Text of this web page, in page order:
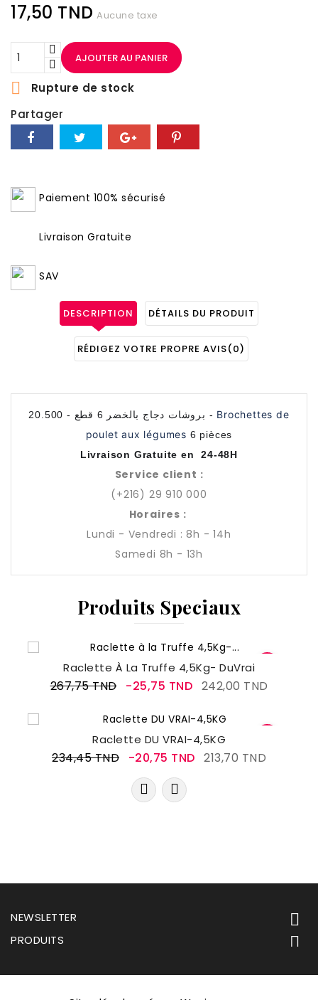
17,50 TND Aucune taxe
AJOUTER AU PANIER

Rupture de stock
Partager
Paiement 100% sécurisé
Livraison Gratuite
SAV
DESCRIPTION DÉTAILS DU PRODUIT
RÉDIGEZ VOTRE PROPRE AVIS(0)
بروشات دجاج بالخضر 6 قطع - 20.500 - Brochettes de
poulet aux légumes 6 pièces
Livraison Gratuite en 24-48H
Service client :
(+216) 29 910 000
Horaires :
Lundi - Vendredi : 8h - 14h
Samedi 8h - 13h
Produits Speciaux
Raclette À La Truffe 4,5Kg- DuVrai
267,75 TND -25,75 TND 242,00 TND
Raclette DU VRAI-4,5KG
234,45 TND -20,75 TND 213,70 TND
NEWSLETTER 
PRODUITS 